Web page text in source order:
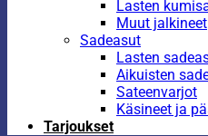
Lasten
Muut jalkineet
Sadeasut
Lasten
Aikuisten
Sateenvarjot
Käsineet ja
Tarjoukset